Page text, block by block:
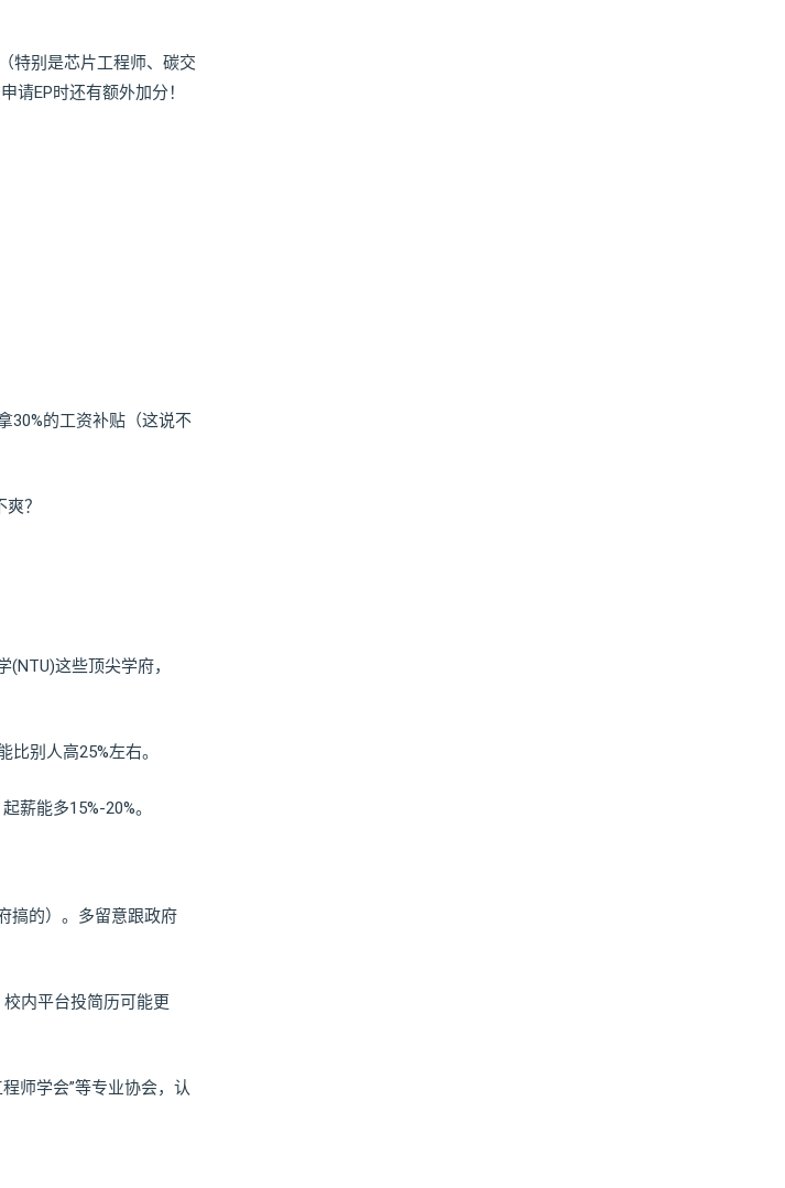
特别是芯片工程师、碳交
请EP时还有额外加分！
30%的工资补贴（这说不
？
这些顶尖学府，
别人高25%左右。
薪能多15%-20%。
搞的）。多留意跟政府
内平台投简历可能更
师学会”等专业协会，认